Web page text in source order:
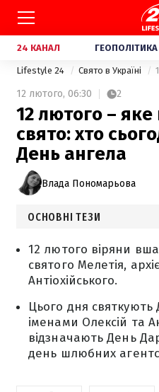
24 КАНАЛ ГЕОПОЛІТИКА
Lifestyle 24 Свято в Україні
12 лютого, 06:30 2
12 лютого –
свято: хто
День ангела
Влада Пономарьова
ОСНОВНІ ТЕЗИ
12 лютого віряни
святого Мелетія,
Антіохійського.
Цього дня
іменами Олексій та
відзначають День
день шлюбних